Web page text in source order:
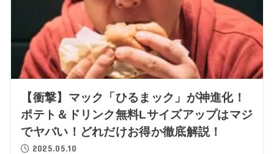
【衝撃】マック「ひるまック」が神進化！
ポテト＆ドリンク無料Lサイズアップはマジ
でヤバい！どれだけお得か徹底解説！
2025.05.10